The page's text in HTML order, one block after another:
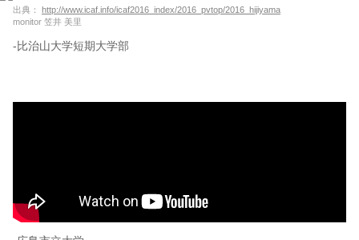
出典：
http://www.icaf.info/icaf2016_index/2016_pvtop/2016_hijiyama
monitor 笠井 美里
-比治山大学短期大学部